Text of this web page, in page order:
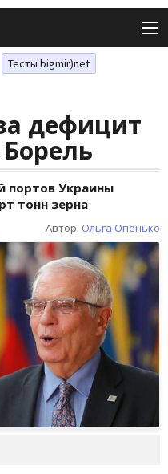
Тесты bigmir)net
дефицит
портов Украины
тонн зерна
Автор: Ольга Опенько